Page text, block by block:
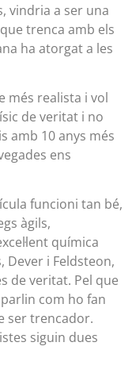
vindria a ser una
trenca amb els
ha atorgat a les
més realista i vol
de veritat i no
amb 10 anys més
ens
funcioni tan bé,
àgils,
química
i Feldsteon,
de veritat. Pel que
com ho fan
ser trencador.
siguin dues